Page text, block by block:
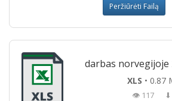
Peržiūrėti Failą
darbas norvegijoje
XLS • 0.87
👁 117